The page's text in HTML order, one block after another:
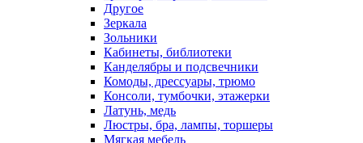
Другое
Зеркала
Зольники
Кабинеты, библиотеки
Канделябры и подсвечники
Комоды, дрессуары, трюмо
Консоли, тумбочки, этажерки
Латунь, медь
Люстры, бра, лампы, торшеры
Мягкая мебель